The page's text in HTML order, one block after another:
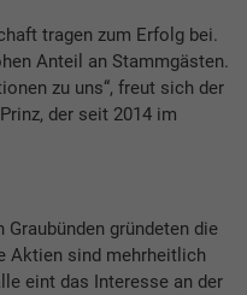
tragen zum Erfolg bei.
Anteil an Stammgästen.
zu uns“, freut sich der
der seit 2014 im
gründeten die
Aktien sind mehrheitlich
eint das Interesse an der